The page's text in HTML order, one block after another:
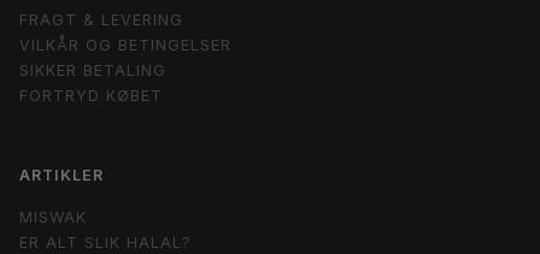
FRAGT & LEVERING
VILKÅR OG BETINGELSER
SIKKER BETALING
FORTRYD KØBET
ARTIKLER
MISWAK
ER ALT SLIK HALAL?